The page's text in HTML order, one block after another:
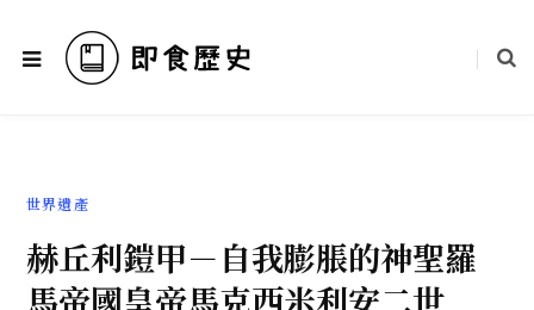
世界遺產
赫丘利鎧甲－自我膨脹的神聖羅
馬帝國皇帝馬克西米利安二世